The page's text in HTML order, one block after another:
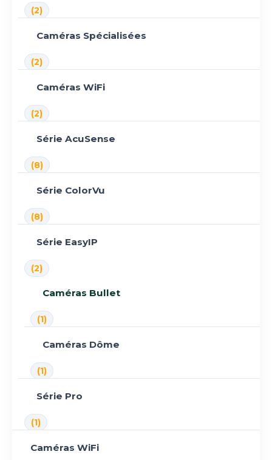
(2)
Caméras Spécialisées
(2)
Caméras WiFi
(2)
Série AcuSense
(8)
Série ColorVu
(8)
Série EasyIP
(2)
Caméras Bullet
(1)
Caméras Dôme
(1)
Série Pro
(1)
Caméras WiFi